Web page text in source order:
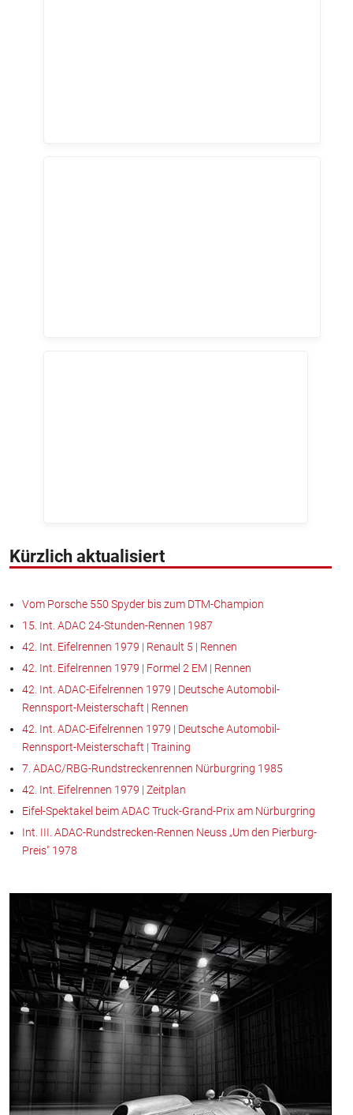
Kürzlich aktualisiert
Vom Porsche 550 Spyder bis zum DTM-Champion
15. Int. ADAC 24-Stunden-Rennen 1987
42. Int. Eifelrennen 1979 | Renault 5 | Rennen
42. Int. Eifelrennen 1979 | Formel 2 EM | Rennen
42. Int. ADAC-Eifelrennen 1979 | Deutsche Automobil-
Rennsport-Meisterschaft | Rennen
42. Int. ADAC-Eifelrennen 1979 | Deutsche Automobil-
Rennsport-Meisterschaft | Training
7. ADAC/RBG-Rundstreckenrennen Nürburgring 1985
42. Int. Eifelrennen 1979 | Zeitplan
Eifel-Spektakel beim ADAC Truck-Grand-Prix am Nürburgring
Int. III. ADAC-Rundstrecken-Rennen Neuss „Um den Pierburg-
Preis" 1978